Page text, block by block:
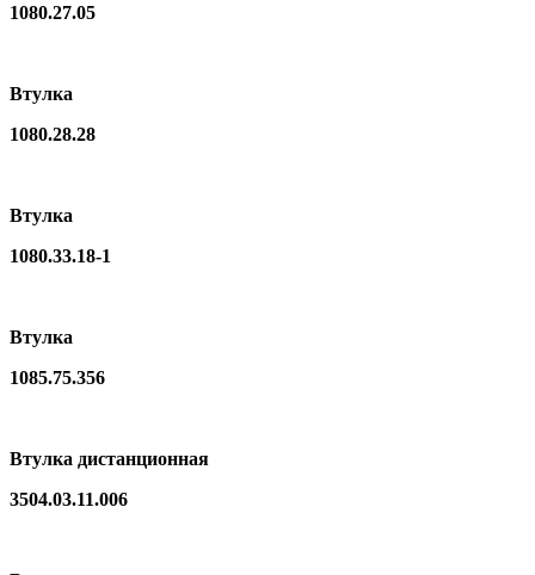
1080.27.05
Втулка
1080.28.28
Втулка
1080.33.18-1
Втулка
1085.75.356
Втулка дистанционная
3504.03.11.006